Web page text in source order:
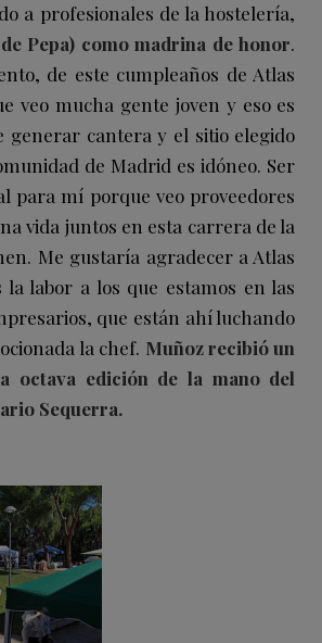
a profesionales de la hostelería,
Pepa) como madrina de honor.
de este cumpleaños de Atlas
veo mucha gente joven y eso es
cantera y el sitio elegido
de Madrid es idóneo. Ser
para mí porque veo proveedores
vida juntos en esta carrera de la
Me gustaría agradecer a Atlas
labor a los que estamos en las
que están ahí luchando
la chef. Muñoz recibió un
octava edición de la mano del
Sequerra.